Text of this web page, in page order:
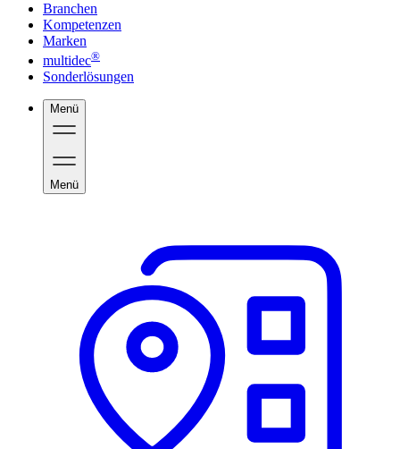
Branchen
Kompetenzen
Marken
multidec®
Sonderlösungen
Menü
Menü